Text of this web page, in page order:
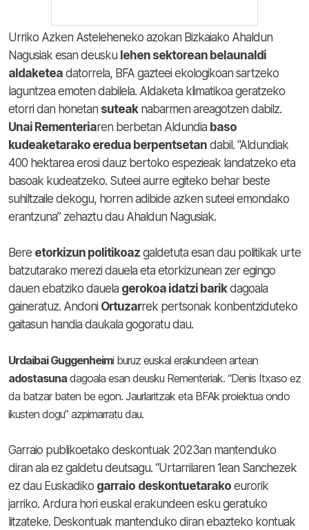
Urriko Azken Asteleheneko azokan Bizkaiako Ahaldun
Nagusiak esan deusku lehen sektorean belaunaldi
aldaketea datorrela, BFA gazteei ekologikoan sartzeko
laguntzea emoten dabilela. Aldaketa klimatikoa geratzeko
etorri dan honetan suteaknabarmen areagotzen dabilz.
Unai Rementeriaren berbetan Aldundia baso
kudeaketarako eredua berpentsetan dabil. “Aldundiak
400 hektarea erosi dauz bertoko espezieak landatzeko eta
basoak kudeatzeko. Suteei aurre egiteko behar beste
suhiltzaile dekogu, horren adibide azken suteei emondako
erantzuna” zehaztu dau Ahaldun Nagusiak.
Bere etorkizun politikoaz galdetuta esan dau politikak urte
batzutarako merezi dauela eta etorkizunean zer egingo
dauen ebatziko dauela gerokoa idatzi barikdagoala
gaineratuz. Andoni Ortuzarrek pertsonak konbentziduteko
gaitasun handia daukala gogoratu dau.
Urdaibai Guggenheimi buruz euskal erakundeen artean
adostasuna dagoala esan deusku Rementeriak. “Denis Itxaso ez
da batzar baten be egon. Jaurlaritzak eta BFAk proiektua ondo
ikusten dogu” azpimarratu dau.
Garraio publikoetako deskontuak 2023an mantenduko
diran ala ez galdetu deutsagu. “Urtarrilaren 1ean Sanchezek
ez dau Euskadiko garraio deskontuetarako eurorik
jarriko. Ardura hori euskal erakundeen esku geratuko
litzateke. Deskontuak mantenduko diran ebazteko kontuak